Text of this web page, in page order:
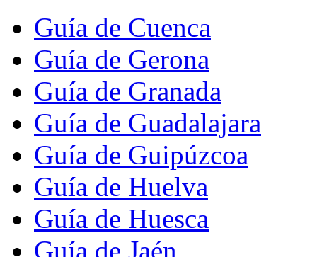
Guía de Cuenca
Guía de Gerona
Guía de Granada
Guía de Guadalajara
Guía de Guipúzcoa
Guía de Huelva
Guía de Huesca
Guía de Jaén